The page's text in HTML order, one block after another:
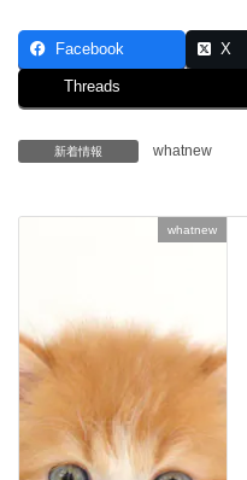
Facebook X
Threads
新着情報 whatnew
whatnew